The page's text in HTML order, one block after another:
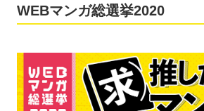
開催期間は「ノミネート」「投票」
候補」の作品募集。
この募集期間に、読者のみなさまか
ンガのうち、特に多くの方に「推さ
作品が8月27日（木）からの決選投
WEBマンガ総選挙2020